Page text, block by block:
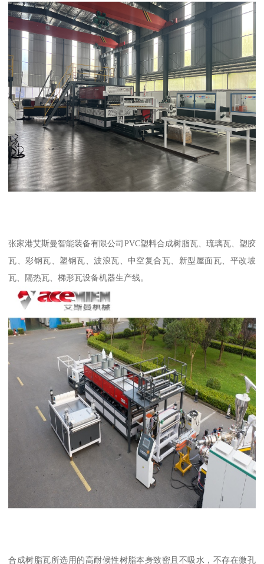
张家港艾斯曼智能装备有限公司PVC塑料合成树脂瓦、琉璃瓦、塑胶
瓦、彩钢瓦、塑钢瓦、波浪瓦、中空复合瓦、新型屋面瓦、平改坡
瓦、隔热瓦、梯形瓦设备机器生产线。
合成树脂瓦所选用的高耐候性树脂本身致密且不吸水，不存在微孔